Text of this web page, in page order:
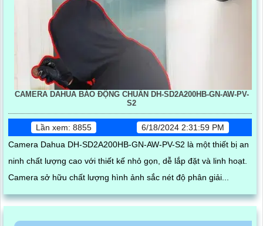
CAMERA DAHUA BÁO ĐỘNG CHUẨN DH-SD2A200HB-GN-AW-PV-
S2
Lần xem: 8855
6/18/2024 2:31:59 PM
Camera Dahua DH-SD2A200HB-GN-AW-PV-S2 là một thiết bị an
ninh chất lượng cao với thiết kế nhỏ gọn, dễ lắp đặt và linh hoạt.
Camera sở hữu chất lượng hình ảnh sắc nét độ phân giải...